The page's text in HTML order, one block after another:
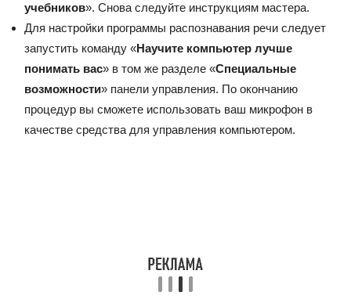
учебников». Снова следуйте инструкциям мастера.
Для настройки программы распознавания речи следует
запустить команду «Научите компьютер лучше
понимать вас» в том же разделе «Специальные
возможности» панели управления. По окончанию
процедур вы сможете использовать ваш микрофон в
качестве средства для управления компьютером.